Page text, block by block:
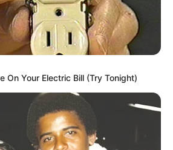
On Your Electric Bill (Try Tonight)